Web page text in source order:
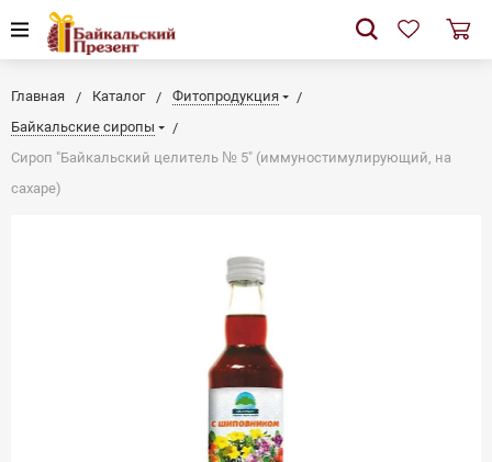
Главная Каталог
Фитопродукция
Байкальские сиропы
Сироп "Байкальский целитель № 5" (иммуностимулирующий, на
сахаре)